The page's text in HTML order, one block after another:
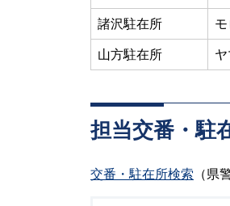
諸沢駐在所
山方駐在所
担当交番・駐
交番・駐在所検索 （県